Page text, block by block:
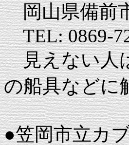
岡山県備前
TEL: 0869-
見えない人
の船具などに
●笠岡市立カ